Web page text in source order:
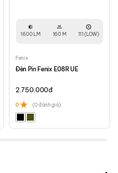
1600 LM 160 M 111 (LOW)
Fenix
Đèn Pin Fenix E08R UE
2.750.000đ
0 (0 đánh giá)